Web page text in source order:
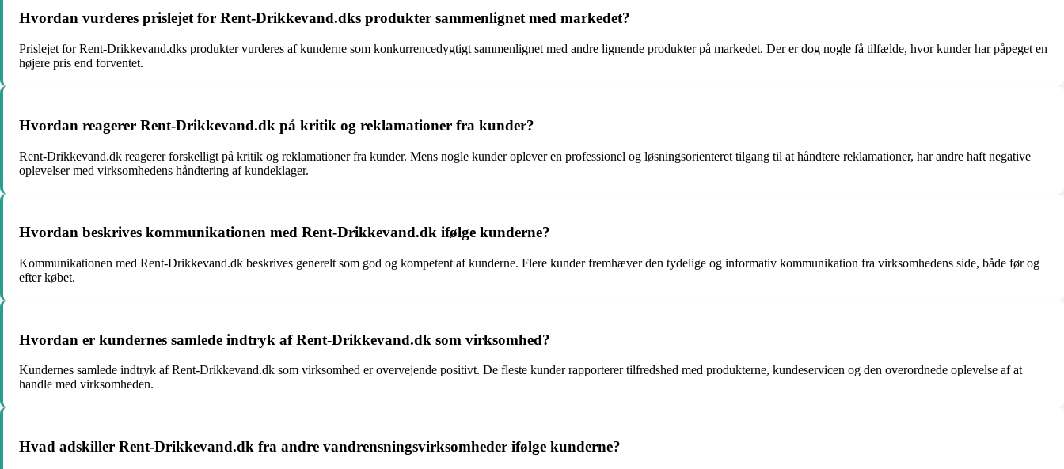
Hvordan vurderes prislejet for Rent-Drikkevand.dks produkter sammenlignet med markedet?
Prislejet for Rent-Drikkevand.dks produkter vurderes af kunderne som konkurrencedygtigt sammenlignet med andre lignende produkter på markedet. Der er dog nogle få tilfælde, hvor kunder har påpeget en
højere pris end forventet.
Hvordan reagerer Rent-Drikkevand.dk på kritik og reklamationer fra kunder?
Rent-Drikkevand.dk reagerer forskelligt på kritik og reklamationer fra kunder. Mens nogle kunder oplever en professionel og løsningsorienteret tilgang til at håndtere reklamationer, har andre haft negative
oplevelser med virksomhedens håndtering af kundeklager.
Hvordan beskrives kommunikationen med Rent-Drikkevand.dk ifølge kunderne?
Kommunikationen med Rent-Drikkevand.dk beskrives generelt som god og kompetent af kunderne. Flere kunder fremhæver den tydelige og informativ kommunikation fra virksomhedens side, både før og
efter købet.
Hvordan er kundernes samlede indtryk af Rent-Drikkevand.dk som virksomhed?
Kundernes samlede indtryk af Rent-Drikkevand.dk som virksomhed er overvejende positivt. De fleste kunder rapporterer tilfredshed med produkterne, kundeservicen og den overordnede oplevelse af at
handle med virksomheden.
Hvad adskiller Rent-Drikkevand.dk fra andre vandrensningsvirksomheder ifølge kunderne?